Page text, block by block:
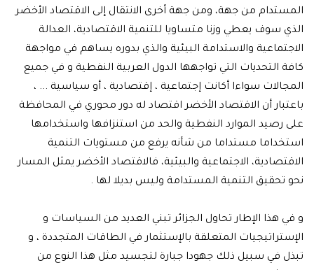
المستدام من جهة، ومن جهة أخرى الانتقال إلى الاقتصاد الأخضر
الذي سوف يعطي وزنا متساويا للتنمية الاقتصادية، العدالة
الاجتماعية والاستدامة البيئية والذي بدوره يساهم في مواجهة
كافة التحديات التي تواجهها الدول العربية النفطية و في جميع
المجالات سواءا أكانت إجتماعية ، إقتصادية ، أو سياسية ... ،
باعتبار أن الاقتصاد الأخضر اقتصاد له دور محوري في المحافظة
على رصيد الموارد النفطية والحد من استنزافها واستخدامها
استخداما مستداما من شأنه يرفع من مستويات التنمية
الاقتصادية، الاجتماعية والبيئية، فالاقتصاد الأخضر يمثل المسار
نحو تحقيق التنمية المستدامة وليس بديلا لها .
و في هذا الإطار تحاول الجزائر تبني العديد من السياسات و
الإستراتيجيات المتعلقة بالإستثمار في الطاقات المتجددة ، و
تبذل في سبيل ذلك جهودا جبارة لتجسيد مثل هذا النوع من